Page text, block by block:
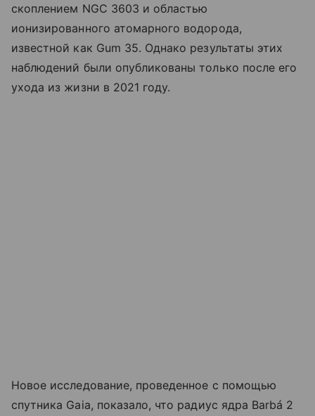
скоплением NGC 3603 и областью
ионизированного атомарного водорода,
известной как Gum 35. Однако результаты этих
наблюдений были опубликованы только после его
ухода из жизни в 2021 году.
Новое исследование, проведенное с помощью
спутника Gaia, показало, что радиус ядра Barbá 2